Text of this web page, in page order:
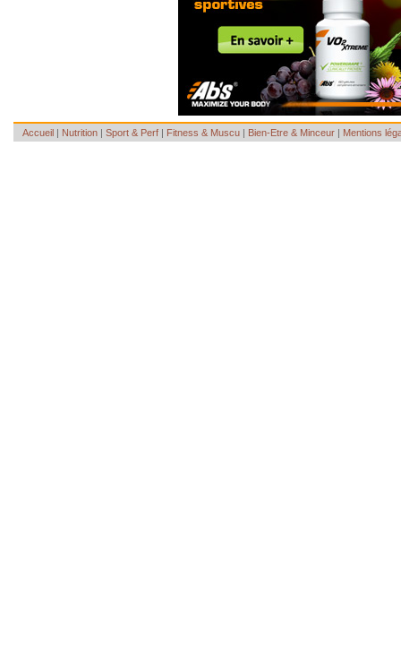
Accueil | Nutrition | Sport & Perf | Fitness & Muscu | Bien-Etre & Minceur | Mentions